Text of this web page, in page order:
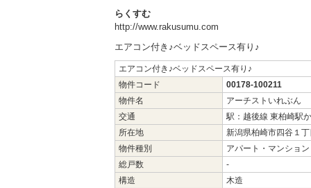
らくすむ
http://www.rakusumu.com
エアコン付き♪ベッドスペース有り♪
エアコン付き♪ベッドスペース有り♪
物件コード
00178-100211
物件名
アーチストいれぶん
交通
駅：越後線 東柏崎駅
所在地
新潟県柏崎市四谷１
物件種別
アパート・マンショ
総戸数
-
構造
木造